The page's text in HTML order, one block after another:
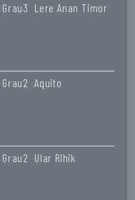
Grau3 Lere Anan Timor
Grau2 Aquito
Grau2 Ular Rihik